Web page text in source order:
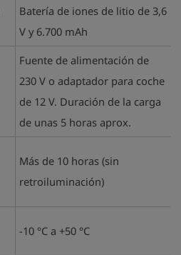
Batería de iones de litio de 3,6
V y 6.700 mAh
Fuente de alimentación de
230 V o adaptador para coche
de 12 V. Duración de la carga
de unas 5 horas aprox.
Más de 10 horas (sin
retroiluminación)
-10 °C a +50 °C